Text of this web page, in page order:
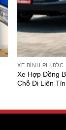
XE BÌNH PHƯỚC
Xe Hợp Đồng
Chỗ Đi Liên